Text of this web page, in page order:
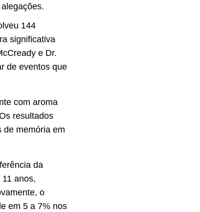
144
significativa
e Dr.
de eventos que
com aroma
resultados
de memória em
da
anos,
o
em 5 a 7% nos